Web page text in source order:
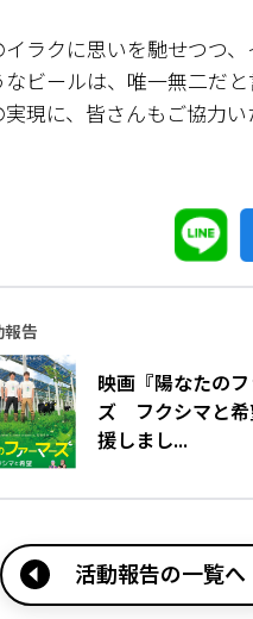
イラクに思いを馳せつつ
なビールは、唯一無二だ
現に、皆さんもご協力い
告
映画『陽なたの
ズ フクシマと希
援しまし...
活動報告の一覧へ